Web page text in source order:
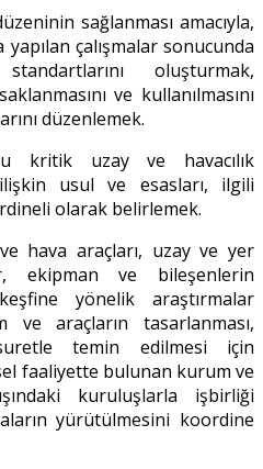
sağlanması amacıyla,
çalışmalar sonucunda
oluşturmak,
ve kullanılmasını
düzenlemek.
kritik uzay ve havacılık
usul ve esasları, ilgili
olarak belirlemek.
hava araçları, uzay ve yer
ekipman ve bileşenlerin
yönelik araştırmalar
ve araçların tasarlanması,
temin edilmesi için
faaliyette bulunan kurum ve
kuruluşlarla işbirliği
yürütülmesini koordine